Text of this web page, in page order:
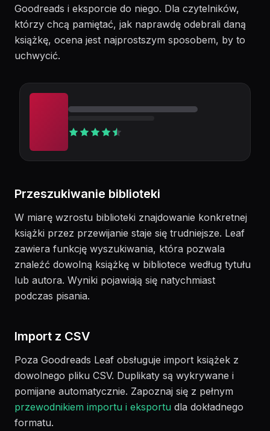
Goodreads i eksporcie do niego. Dla czytelników,
którzy chcą pamiętać, jak naprawdę odebrali daną
książkę, ocena jest najprostszym sposobem, by to
uchwycić.
Przeszukiwanie biblioteki
W miarę wzrostu biblioteki znajdowanie konkretnej
książki przez przewijanie staje się trudniejsze. Leaf
zawiera funkcję wyszukiwania, która pozwala
znaleźć dowolną książkę w bibliotece według tytułu
lub autora. Wyniki pojawiają się natychmiast
podczas pisania.
Import z CSV
Poza Goodreads Leaf obsługuje import książek z
dowolnego pliku CSV. Duplikaty są wykrywane i
pomijane automatycznie. Zapoznaj się z pełnym
przewodnikiem importu i eksportu dla dokładnego
formatu.